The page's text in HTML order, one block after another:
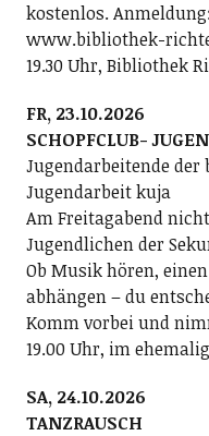
kostenlos.
www.bibliothek-
19.30 Uhr, Bibliothek
FR, 23.10.2026
SCHOPFCLUB-
Jugendarbeitende
Jugendarbeit kuja
Am Freitagabend
Jugendlichen der
Ob Musik hören,
abhängen – du
Komm vorbei und
19.00 Uhr, im
SA, 24.10.2026
TANZRAUSCH